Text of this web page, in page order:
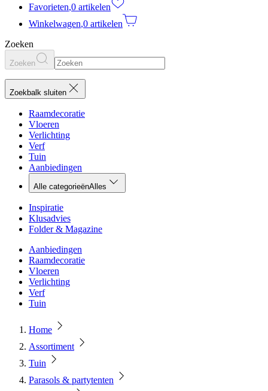
Favorieten,0 artikelen
Winkelwagen,0 artikelen
Zoeken
Zoeken
Zoekbalk sluiten
Raamdecoratie
Vloeren
Verlichting
Verf
Tuin
Aanbiedingen
Alle categorieënAlles
Inspiratie
Klusadvies
Folder & Magazine
Aanbiedingen
Raamdecoratie
Vloeren
Verlichting
Verf
Tuin
Home
Assortiment
Tuin
Parasols & partytenten